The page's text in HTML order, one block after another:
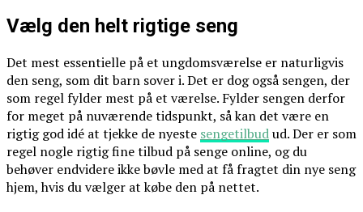
Vælg den helt rigtige seng
Det mest essentielle på et ungdomsværelse er naturligvis
den seng, som dit barn sover i. Det er dog også sengen, der
som regel fylder mest på et værelse. Fylder sengen derfor
for meget på nuværende tidspunkt, så kan det være en
rigtig god idé at tjekke de nyeste sengetilbudud. Der er som
regel nogle rigtig fine tilbud på senge online, og du
behøver endvidere ikke bøvle med at få fragtet din nye seng
hjem, hvis du vælger at købe den på nettet.